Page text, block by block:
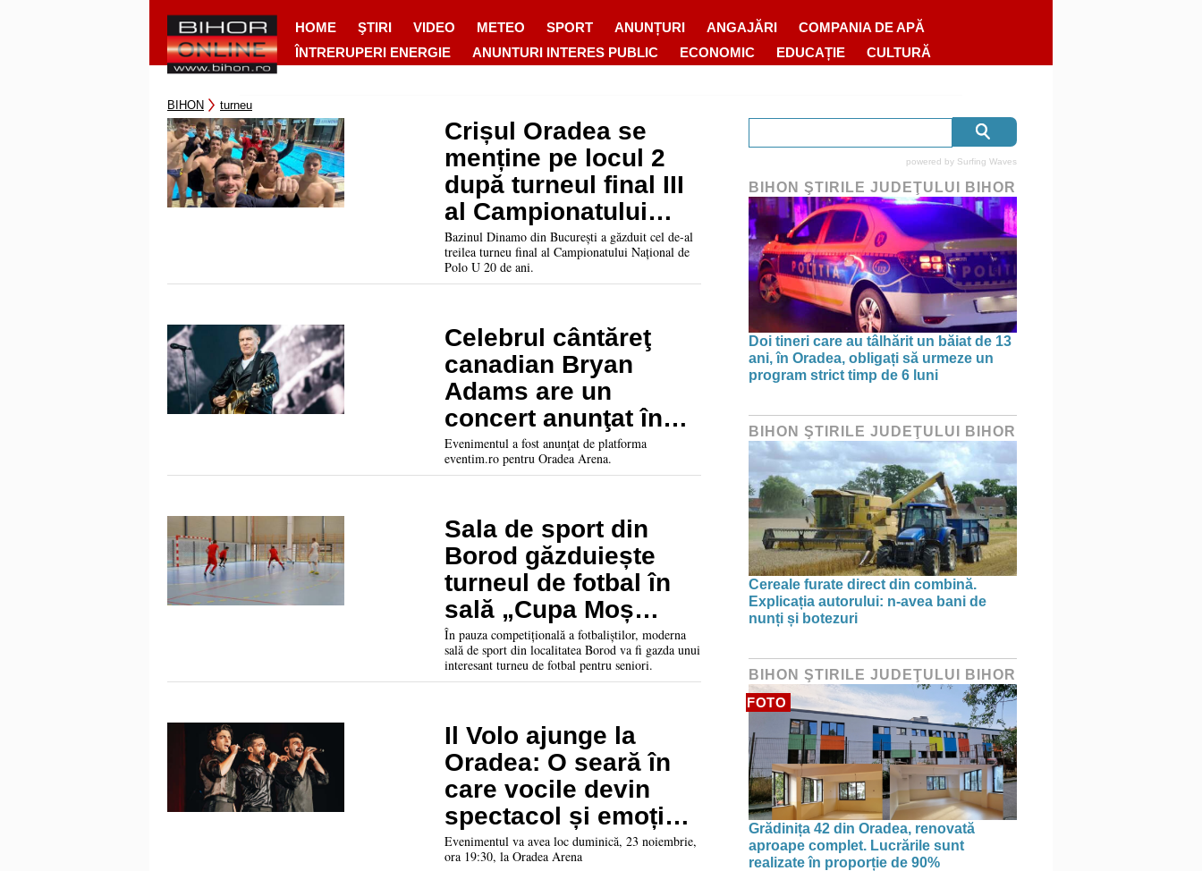
HOME ŞTIRI VIDEO METEO SPORT ANUNȚURI ANGAJĂRI
COMPANIA DE APĂ
ÎNTRERUPERI ENERGIE
ANUNTURI INTERES PUBLIC ECONOMIC EDUCAȚIE CULTURĂ
BIHON turneu
Crișul Oradea se
menține pe locul 2
după turneul final III
al Campionatului
Național de Polo U
20 de ani
Bazinul Dinamo din București a găzduit cel de-al
treilea turneu final al Campionatului Național de
Polo U 20 de ani.
Celebrul cântăreţ
canadian Bryan
Adams are un
concert anunţat în
iunie 2026, la Oradea
Evenimentul a fost anunţat de platforma
eventim.ro pentru Oradea Arena.
Sala de sport din
Borod găzduiește
turneul de fotbal în
sală „Cupa Moș
Crăciun”
În pauza competițională a fotbaliștilor, moderna
sală de sport din localitatea Borod va fi gazda unui
interesant turneu de fotbal pentru seniori.
Il Volo ajunge la
Oradea: O seară în
care vocile devin
spectacol și emoția
devine ritual
Evenimentul va avea loc duminică, 23 noiembrie,
ora 19:30, la Oradea Arena
powered by Surfing Waves
BIHON ŞTIRILE JUDEŢULUI BIHOR
Doi tineri care au tâlhărit un băiat de 13
ani, în Oradea, obligați să urmeze un
program strict timp de 6 luni
BIHON ŞTIRILE JUDEŢULUI BIHOR
Cereale furate direct din combină.
Explicația autorului: n-avea bani de
nunți și botezuri
BIHON ŞTIRILE JUDEŢULUI BIHOR
FOTO
Grădinița 42 din Oradea, renovată
aproape complet. Lucrările sunt
realizate în proporție de 90%